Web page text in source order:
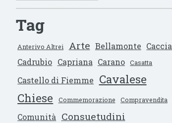
Tag
Anterivo Altrei Arte Bellamonte Caccia
Cadrubio Capriana Carano Casatta
Castello di Fiemme
Cavalese
Chiese
Commemorazione Compravendita
Comunità
Consuetudini